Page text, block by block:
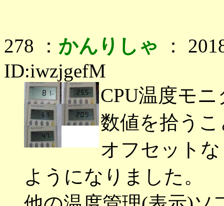
278 ： かんりしゃ ：
ID:iwzjgefM
CPU温度モ
数値を拾う
オフセット
ようになりました。